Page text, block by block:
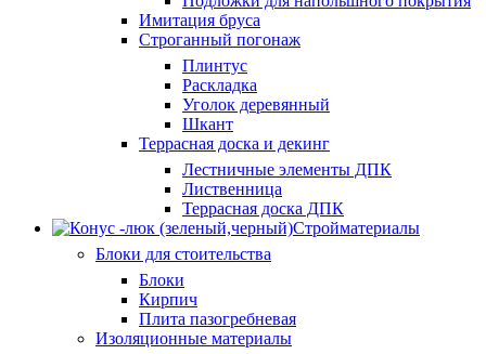
Имитация бруса
Строганный погонаж
Плинтус
Раскладка
Уголок деревянный
Шкант
Террасная доска и декинг
Лестничные элементы ДПК
Лиственница
Террасная доска ДПК
Стройматериалы
Блоки для стоительства
Блоки
Кирпич
Плита пазогребневая
Изоляционные материалы